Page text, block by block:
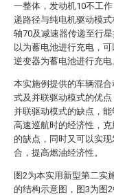
一整体，发动机10不工
递路径与纯电机驱动模
轴70及减速器传递至行
以为蓄电池进行充电，
逆变器为蓄电池进行充电
本实施例提供的车辆混
式及并联驱动模式的优
并联驱动模式的缺点，
高速巡航时的经济性，
的缺点，同时又可以实
合，提高燃油经济性。
图2为本实用新型第二实
的结构示意图，图3为图